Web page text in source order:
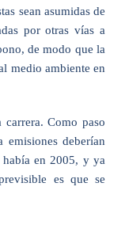
sean asumidas de
por otras vías a
de modo que la
medio ambiente en
Como paso
deberían
en 2005, y ya
es que se